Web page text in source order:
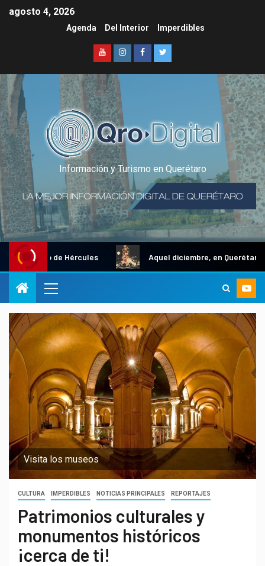
agosto 4, 2026
Agenda Del Interior Imperdibles
Información y Turismo en Querétaro
Gallo de Hércules Aquel diciembre, en Querétaro
Visita los museos
CULTURA IMPERDIBLES NOTICIAS PRINCIPALES REPORTAJES
Patrimonios culturales y
monumentos históricos
¡cerca de ti!